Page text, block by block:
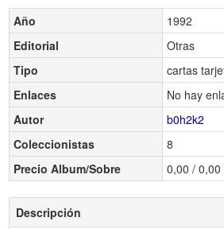
Año
1992
Editorial
Otras
Tipo
cartas
Enlaces
No hay
Autor
b0h2k2
Coleccionistas
8
Precio Album/Sobre
0,00 / 0,00
Descripción